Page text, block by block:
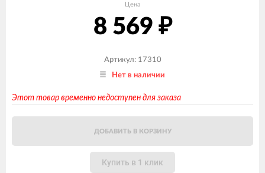
Цена
8 569 ₽
Артикул: 17310
Нет в наличии
Этот товар временно недоступен для заказа
ДОБАВИТЬ В КОРЗИНУ
Купить в 1 клик